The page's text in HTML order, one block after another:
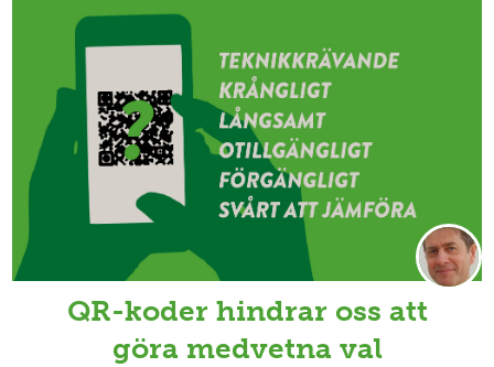
QR-koder hindrar oss att
göra medvetna val